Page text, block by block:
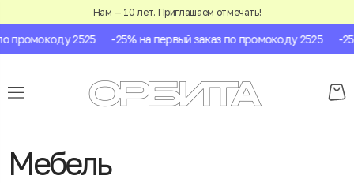
Нам — 10 лет. Приглашаем отмечать!
2525 -25% на первый заказ по промокоду 2525 -25%
Мебель